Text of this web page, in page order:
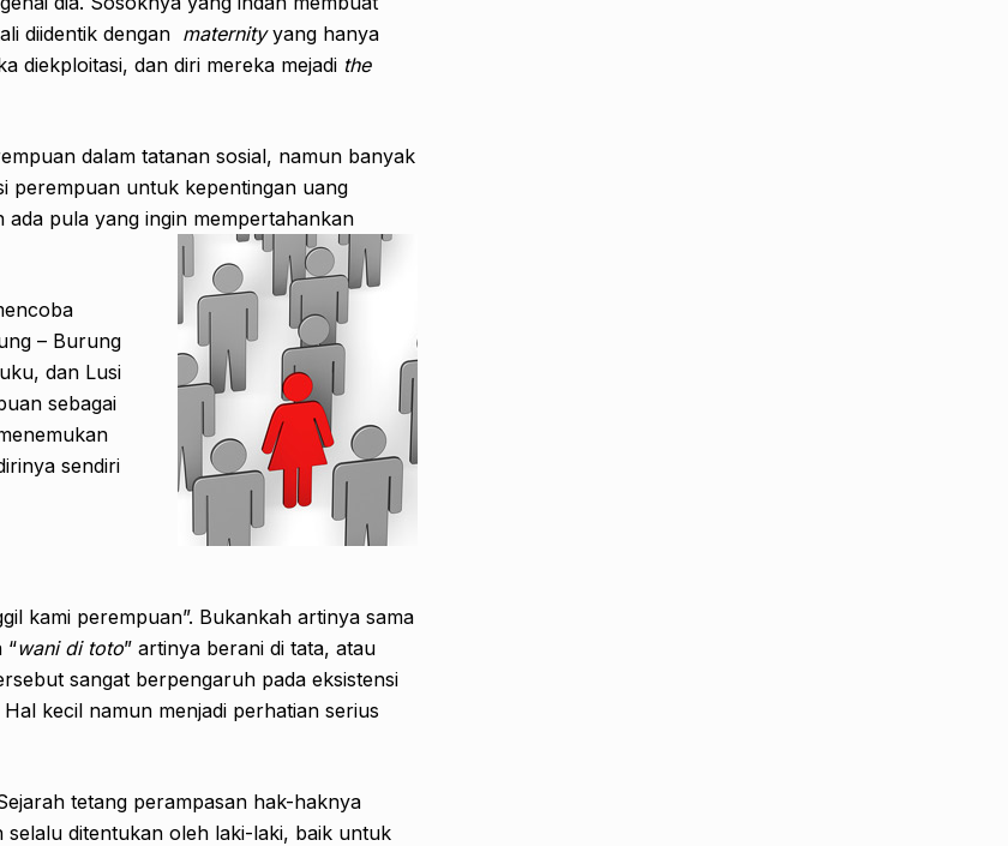
diidentik dengan maternityyang hanya
diekploitasi, dan diri mereka mejadi the
dalam tatanan sosial, namun banyak
perempuan untuk kepentingan uang
pula yang ingin mempertahankan
– Burung
dan Lusi
sebagai
sendiri
kami perempuan”. Bukankah artinya sama
“wani di toto” artinya berani di tata, atau
sangat berpengaruh pada eksistensi
kecil namun menjadi perhatian serius
tetang perampasan hak-haknya
selalu ditentukan oleh laki-laki, baik untuk